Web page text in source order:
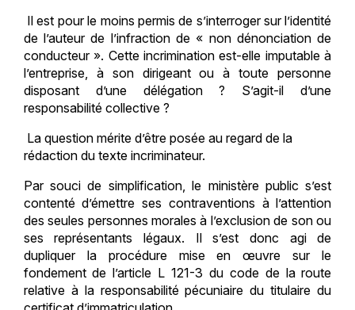
Il est pour le moins permis de s’interroger sur l’identité
de l’auteur de l’infraction de « non dénonciation de
conducteur ». Cette incrimination est-elle imputable à
l’entreprise, à son dirigeant ou à toute personne
disposant d’une délégation ? S’agit-il d’une
responsabilité collective ?
La question mérite d’être posée au regard de la
rédaction du texte incriminateur.
Par souci de simplification, le ministère public s’est
contenté d’émettre ses contraventions à l’attention
des seules personnes morales à l’exclusion de son ou
ses représentants légaux. Il s’est donc agi de
dupliquer la procédure mise en œuvre sur le
fondement de l’article L 121-3 du code de la route
relative à la responsabilité pécuniaire du titulaire du